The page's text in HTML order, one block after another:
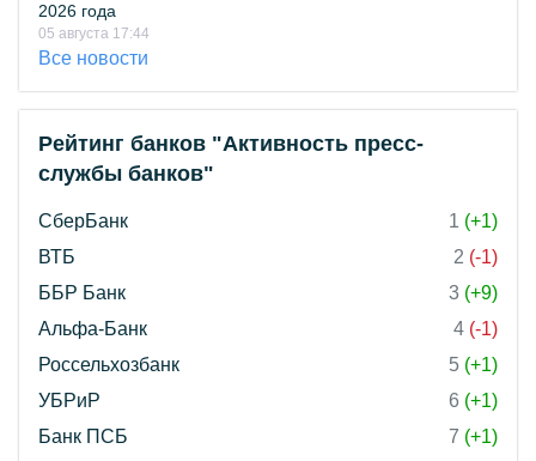
2026 года
05 августа 17:44
Все новости
Рейтинг банков "Активность пресс-
службы банков"
СберБанк 1 (+1)
ВТБ
2 (-1)
ББР Банк
3 (+9)
Альфа-Банк
4 (-1)
Россельхозбанк
5 (+1)
УБРиР
6 (+1)
Банк ПСБ
7 (+1)